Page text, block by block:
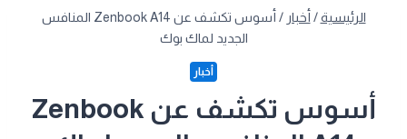
الرئيسية / أخبار /
أسوس تكشف عن Zenbook A14 المنافس
الجديد لماك بوك
أخبار
أسوس تكشف عن Zenbook